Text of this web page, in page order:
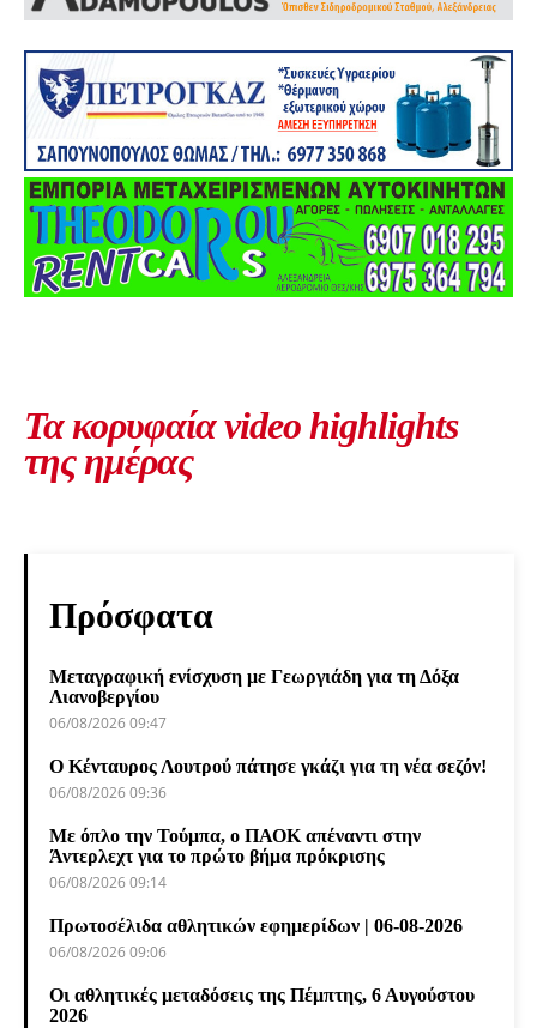
Τα κορυφαία video highlights
της ημέρας
Πρόσφατα
Μεταγραφική ενίσχυση με Γεωργιάδη για τη Δόξα
Λιανοβεργίου
06/08/2026 09:47
Ο Κένταυρος Λουτρού πάτησε γκάζι για τη νέα σεζόν!
06/08/2026 09:36
Με όπλο την Τούμπα, ο ΠΑΟΚ απέναντι στην
Άντερλεχτ για το πρώτο βήμα πρόκρισης
06/08/2026 09:14
Πρωτοσέλιδα αθλητικών εφημερίδων | 06-08-2026
06/08/2026 09:06
Οι αθλητικές μεταδόσεις της Πέμπτης, 6 Αυγούστου
2026